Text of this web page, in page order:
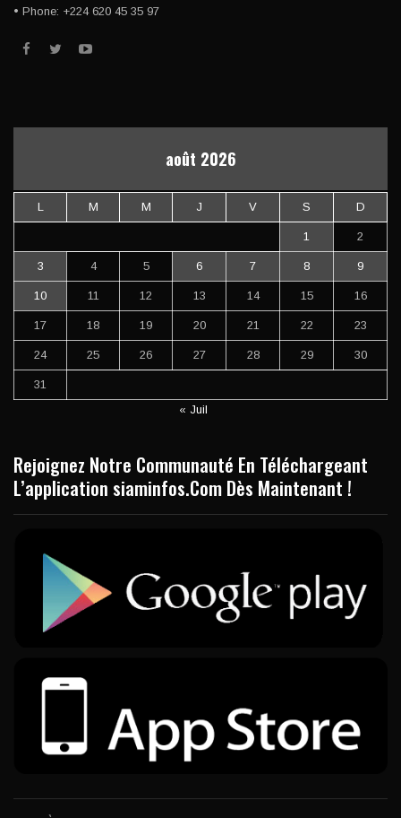
• Phone: +224 620 45 35 97
août 2026
L M M J V S D
1 2
3 4 5 6 7 8 9
10 11 12 13 14 15 16
17 18 19 20 21 22 23
24 25 26 27 28 29 30
31
« Juil
Rejoignez Notre Communauté En Téléchargeant
L’application siaminfos.Com Dès Maintenant !